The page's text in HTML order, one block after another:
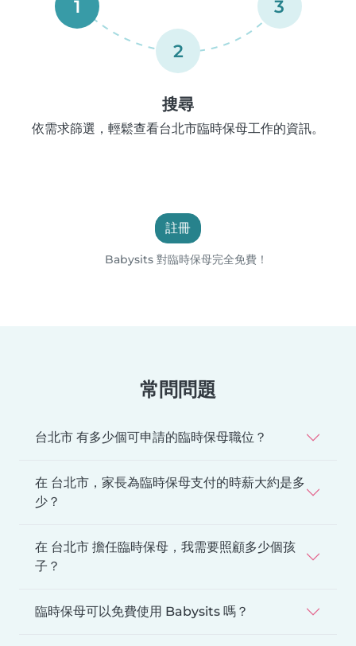
1
2
3
搜尋
依需求篩選，輕鬆查看台北市臨時保母工作的資訊。
註冊
Babysits 對臨時保母完全免費！
常問問題
台北市 有多少個可申請的臨時保母職位？
在 台北市，家長為臨時保母支付的時薪大約是多
少？
在 台北市 擔任臨時保母，我需要照顧多少個孩
子？
臨時保母可以免費使用 Babysits 嗎？